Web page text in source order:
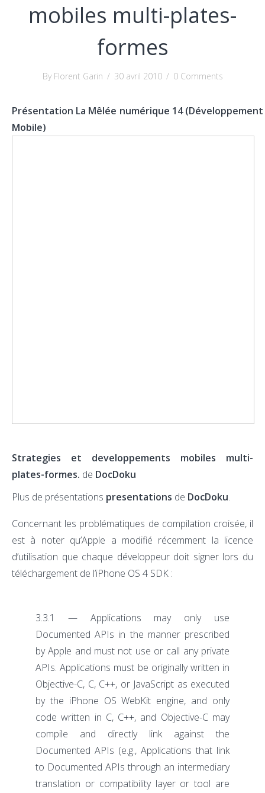
mobiles multi-plates-
formes
By Florent Garin / 30 avril 2010 / 0 Comments
Présentation La Mêlée numérique 14 (Développement
Mobile)
Strategies et developpements mobiles multi-
plates-formes. de DocDoku
Plus de présentations presentations de DocDoku.
Concernant les problématiques de compilation croisée, il
est à noter qu’Apple a modifié récemment la licence
d’utilisation que chaque développeur doit signer lors du
téléchargement de l’iPhone OS 4 SDK :
3.3.1 — Applications may only use
Documented APIs in the manner prescribed
by Apple and must not use or call any private
APIs. Applications must be originally written in
Objective-C, C, C++, or JavaScript as executed
by the iPhone OS WebKit engine, and only
code written in C, C++, and Objective-C may
compile and directly link against the
Documented APIs (e.g., Applications that link
to Documented APIs through an intermediary
translation or compatibility layer or tool are